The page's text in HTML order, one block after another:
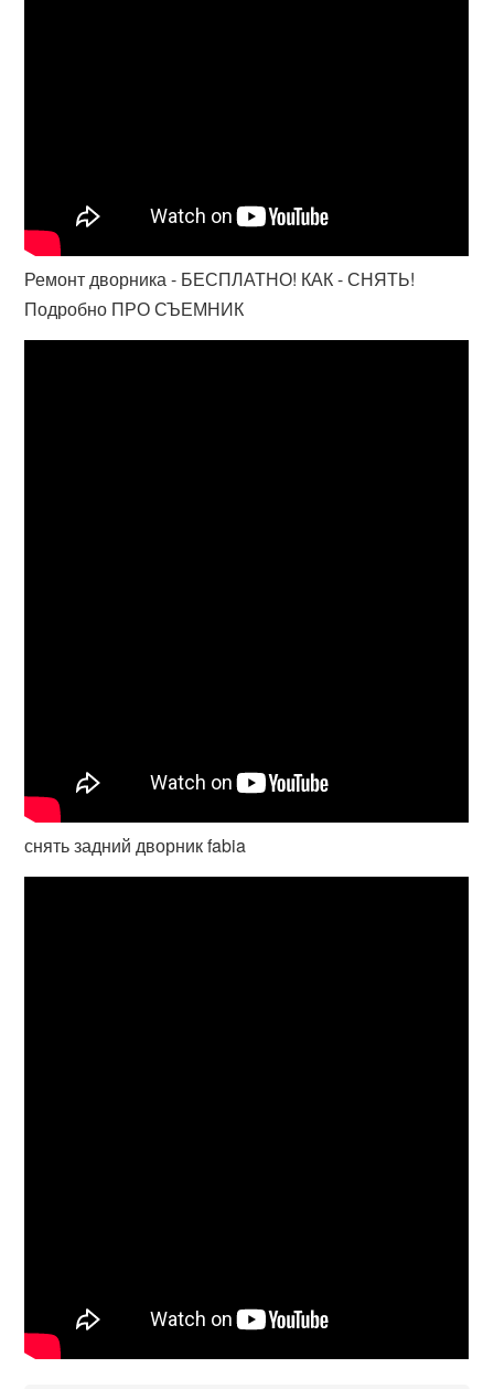
Ремонт дворника - БЕСПЛАТНО! КАК - СНЯТЬ!
Подробно ПРО СЪЕМНИК
снять задний дворник fabia